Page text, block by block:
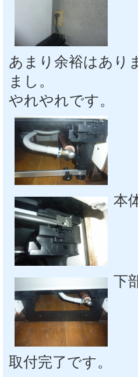
あまり余裕はあり
まし。
やれやれです。
本
下
取付完了です。